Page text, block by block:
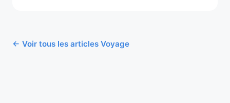
← Voir tous les articles Voyage